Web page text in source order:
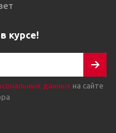
курсе!
данных на сайте